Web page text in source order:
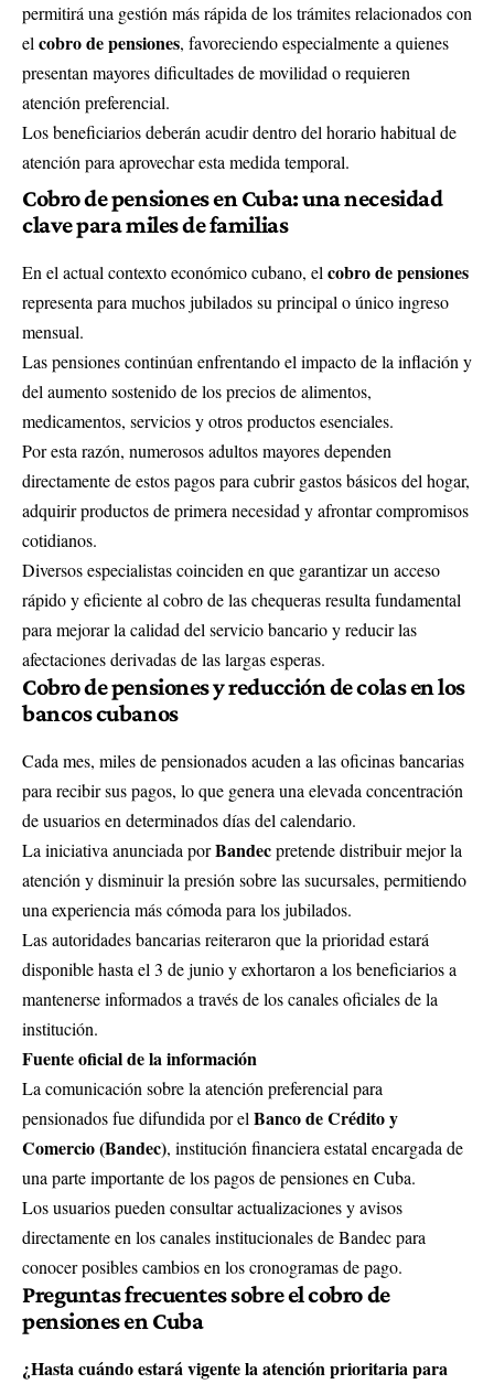
permitirá una gestión más rápida de los trámites relacionados con
el cobro de pensiones, favoreciendo especialmente a quienes
presentan mayores dificultades de movilidad o requieren
atención preferencial.
Los beneficiarios deberán acudir dentro del horario habitual de
atención para aprovechar esta medida temporal.
Cobro de pensiones en Cuba: una necesidad
clave para miles de familias
En el actual contexto económico cubano, el cobro de pensiones
representa para muchos jubilados su principal o único ingreso
mensual.
Las pensiones continúan enfrentando el impacto de la inflación y
del aumento sostenido de los precios de alimentos,
medicamentos, servicios y otros productos esenciales.
Por esta razón, numerosos adultos mayores dependen
directamente de estos pagos para cubrir gastos básicos del hogar,
adquirir productos de primera necesidad y afrontar compromisos
cotidianos.
Diversos especialistas coinciden en que garantizar un acceso
rápido y eficiente al cobro de las chequeras resulta fundamental
para mejorar la calidad del servicio bancario y reducir las
afectaciones derivadas de las largas esperas.
Cobro de pensiones y reducción de colas en los
bancos cubanos
Cada mes, miles de pensionados acuden a las oficinas bancarias
para recibir sus pagos, lo que genera una elevada concentración
de usuarios en determinados días del calendario.
La iniciativa anunciada porBandecpretende distribuir mejor la
atención y disminuir la presión sobre las sucursales, permitiendo
una experiencia más cómoda para los jubilados.
Las autoridades bancarias reiteraron que la prioridad estará
disponible hasta el 3 de junio y exhortaron a los beneficiarios a
mantenerse informados a través de los canales oficiales de la
institución.
Fuente oficial de la información
La comunicación sobre la atención preferencial para
pensionados fue difundida por elBanco de Crédito y
Comercio (Bandec), institución financiera estatal encargada de
una parte importante de los pagos de pensiones en Cuba.
Los usuarios pueden consultar actualizaciones y avisos
directamente en los canales institucionales de Bandec para
conocer posibles cambios en los cronogramas de pago.
Preguntas frecuentes sobre el cobro de
pensiones en Cuba
¿Hasta cuándo estará vigente la atención prioritaria para